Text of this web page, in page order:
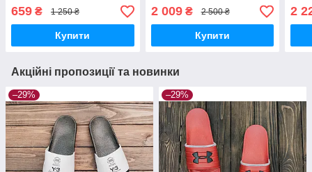
659 ₴ 1 250 ₴
Купити
2 009₴ 2 500 ₴
Купити
2
Акційні пропозиції та новинки
–29% –29%